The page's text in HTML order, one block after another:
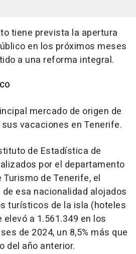
tiene prevista la apertura
en los próximos meses
a una reforma integral.
mercado de origen de
vacaciones en Tenerife.
de Estadística de
por el departamento
de Tenerife, el
esa nacionalidad alojados
turísticos de la isla (hoteles
a 1.561.349 en los
de 2024, un 8,5% más que
del año anterior.